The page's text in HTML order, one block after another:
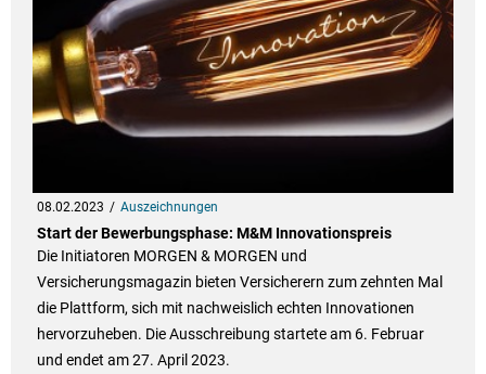
08.02.2023 Auszeichnungen
Start der Bewerbungsphase: M&M Innovationspreis
Die Initiatoren MORGEN & MORGEN und
Versicherungsmagazin bieten Versicherern zum zehnten Mal
die Plattform, sich mit nachweislich echten Innovationen
hervorzuheben. Die Ausschreibung startete am 6. Februar
und endet am 27. April 2023.